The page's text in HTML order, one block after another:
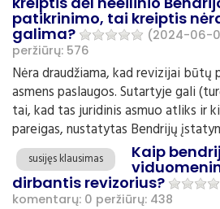
patikrinimo, tai kreiptis
galima? (2024-06-
peržiūrų: 576
Nėra draudžiama, kad revizijai
asmens paslaugos. Sutartyje gali
tai, kad tas juridinis asmuo atliks ir
pareigas, nustatytas Bendrijų
susijęs klausimas Kaip
dirbantis revizorius?
komentarų: 0 peržiūrų: 438